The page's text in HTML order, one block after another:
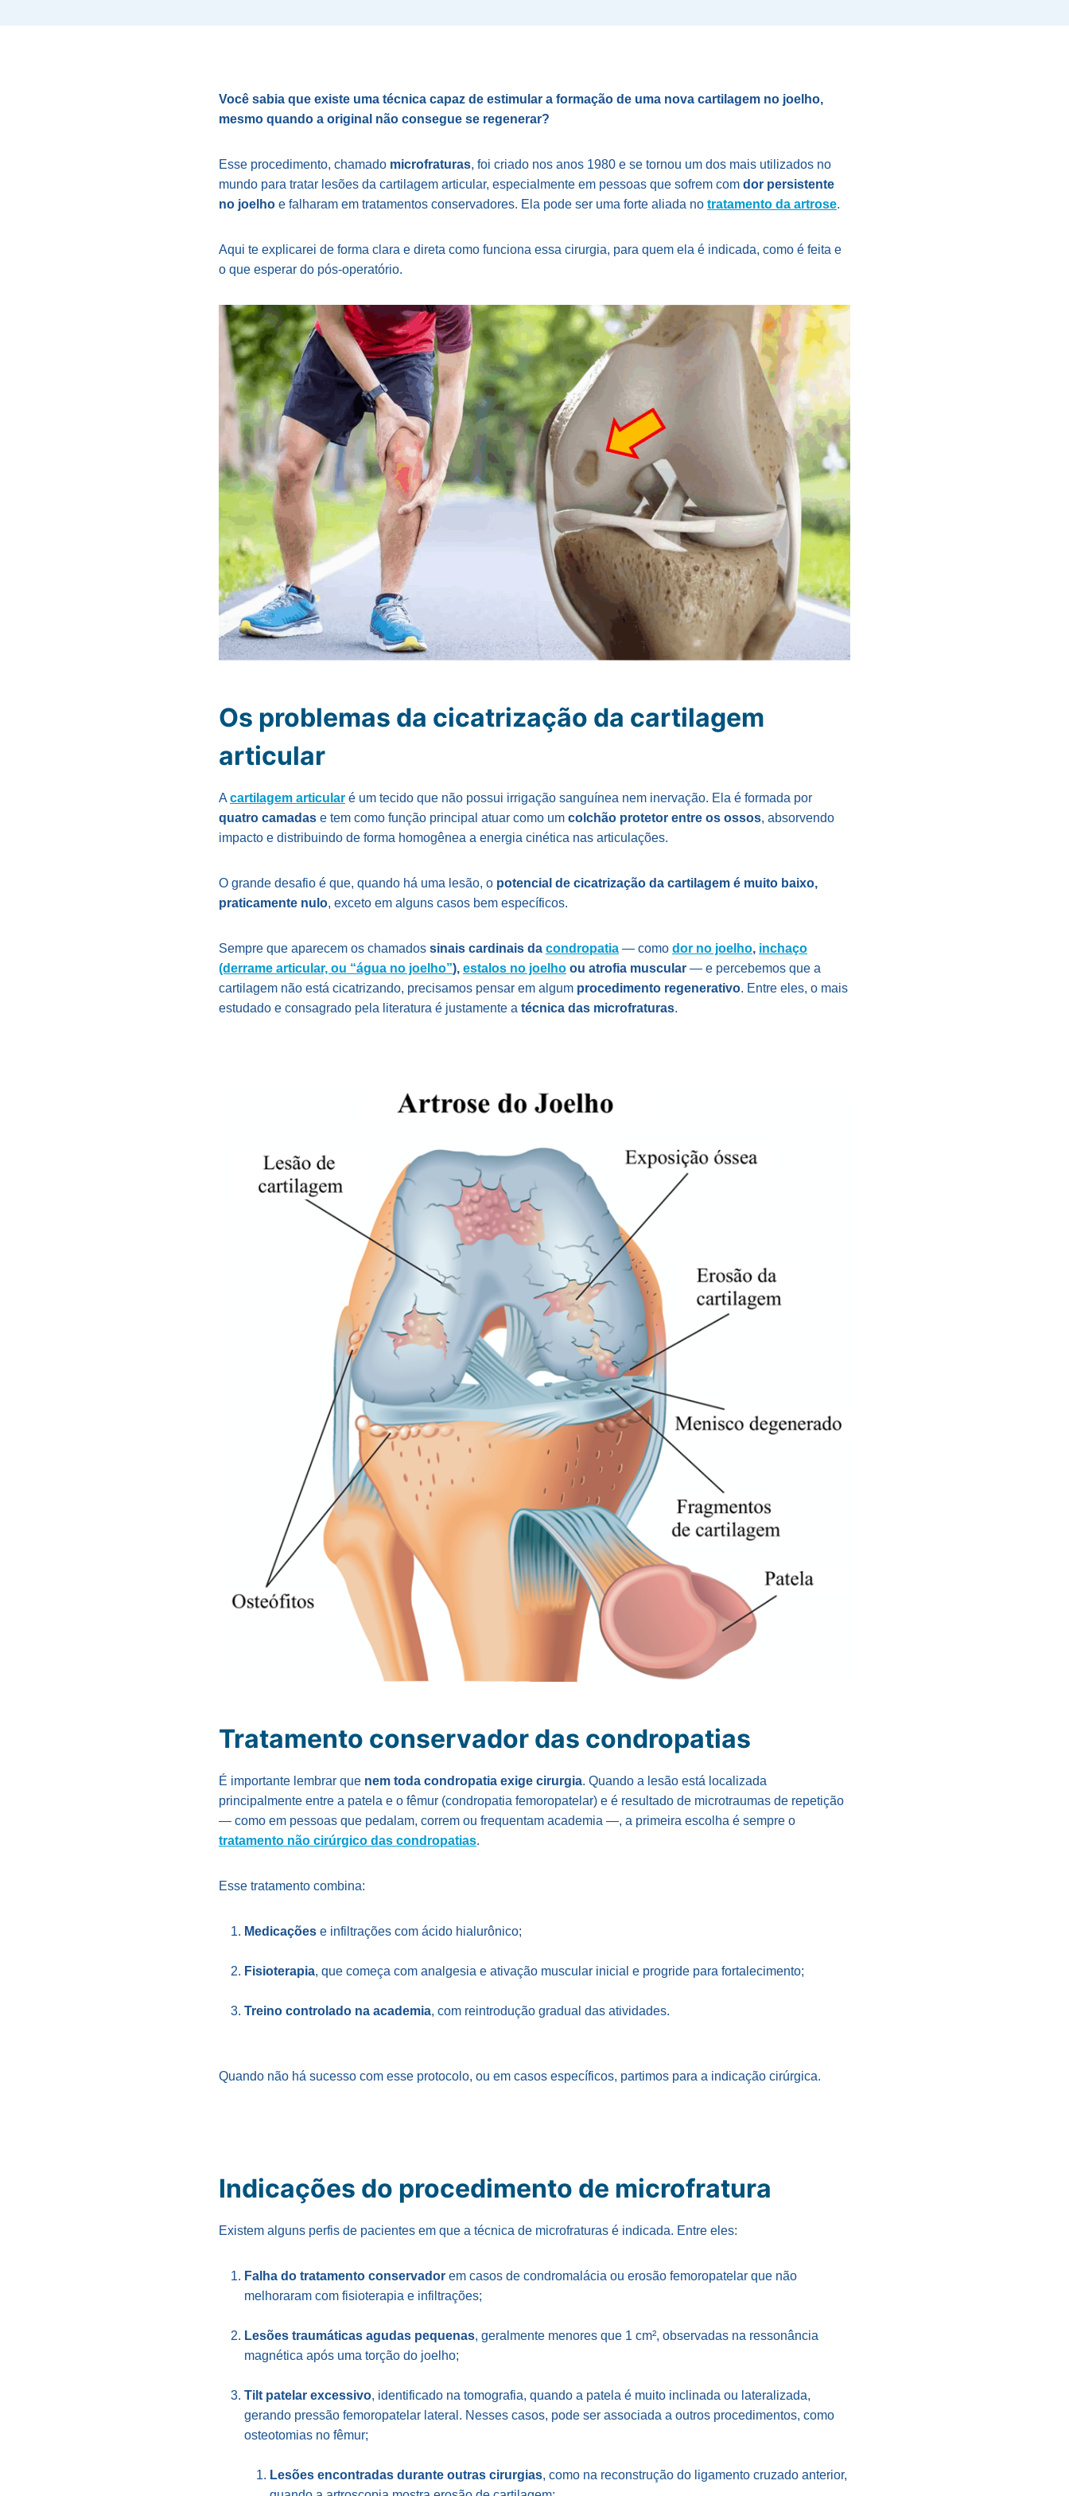
Você sabia que existe uma técnica capaz de estimular a formação de uma nova cartilagem no joelho,
mesmo quando a original não consegue se regenerar?
Esse procedimento, chamado microfraturas, foi criado nos anos 1980 e se tornou um dos mais utilizados no
mundo para tratar lesões da cartilagem articular, especialmente em pessoas que sofrem com dor persistente
no joelho e falharam em tratamentos conservadores. Ela pode ser uma forte aliada no tratamento da artrose.
Aqui te explicarei de forma clara e direta como funciona essa cirurgia, para quem ela é indicada, como é feita e
o que esperar do pós-operatório.
Os problemas da cicatrização da cartilagem
articular
A cartilagem articular é um tecido que não possui irrigação sanguínea nem inervação. Ela é formada por
quatro camadas e tem como função principal atuar como um colchão protetor entre os ossos, absorvendo
impacto e distribuindo de forma homogênea a energia cinética nas articulações.
O grande desafio é que, quando há uma lesão, o potencial de cicatrização da cartilagem é muito baixo,
praticamente nulo, exceto em alguns casos bem específicos.
Sempre que aparecem os chamados sinais cardinais da condropatia — como dor no joelho, inchaço
(derrame articular, ou “água no joelho”), estalos no joelho ou atrofia muscular — e percebemos que a
cartilagem não está cicatrizando, precisamos pensar em algum procedimento regenerativo. Entre eles, o mais
estudado e consagrado pela literatura é justamente a técnica das microfraturas.
Tratamento conservador das condropatias
É importante lembrar que nem toda condropatia exige cirurgia. Quando a lesão está localizada
principalmente entre a patela e o fêmur (condropatia femoropatelar) e é resultado de microtraumas de repetição
— como em pessoas que pedalam, correm ou frequentam academia —, a primeira escolha é sempre o
tratamento não cirúrgico das condropatias.
Esse tratamento combina:
Medicações e infiltrações com ácido hialurônico;
Fisioterapia, que começa com analgesia e ativação muscular inicial e progride para fortalecimento;
Treino controlado na academia, com reintrodução gradual das atividades.
Quando não há sucesso com esse protocolo, ou em casos específicos, partimos para a indicação cirúrgica.
Indicações do procedimento de microfratura
Existem alguns perfis de pacientes em que a técnica de microfraturas é indicada. Entre eles:
Falha do tratamento conservador em casos de condromalácia ou erosão femoropatelar que não
melhoraram com fisioterapia e infiltrações;
Lesões traumáticas agudas pequenas, geralmente menores que 1 cm², observadas na ressonância
magnética após uma torção do joelho;
Tilt patelar excessivo, identificado na tomografia, quando a patela é muito inclinada ou lateralizada,
gerando pressão femoropatelar lateral. Nesses casos, pode ser associada a outros procedimentos, como
osteotomias no fêmur;
Lesões encontradas durante outras cirurgias, como na reconstrução do ligamento cruzado anterior,